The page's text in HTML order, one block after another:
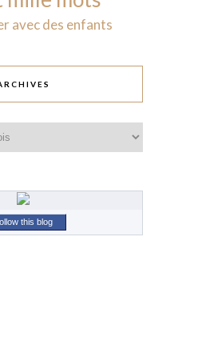
avec des enfants
this blog